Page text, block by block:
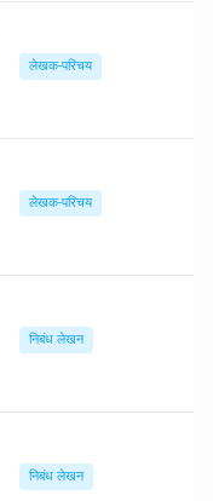
के पाठ और इसके
लेखक-परिचय
लेखक-परिचय
निबंध लेखन
निबंध लेखन